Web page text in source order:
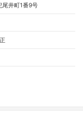
尾井町1番9号